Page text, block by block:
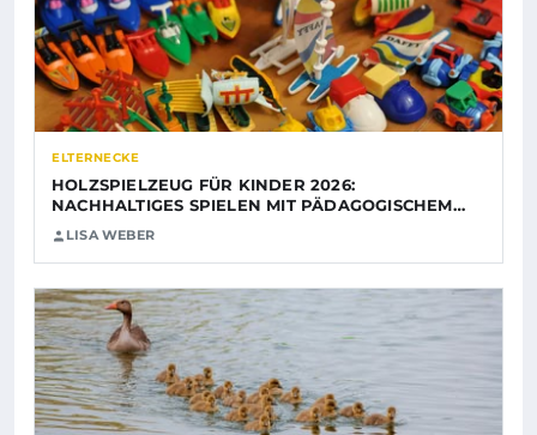
ELTERNECKE
HOLZSPIELZEUG FÜR KINDER 2026:
NACHHALTIGES SPIELEN MIT PÄDAGOGISCHEM…
LISA WEBER